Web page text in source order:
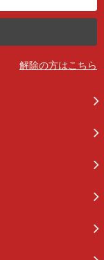
解除の方はこちら